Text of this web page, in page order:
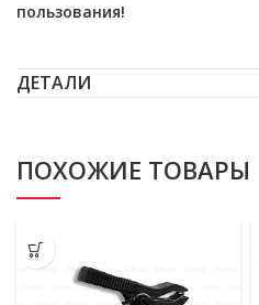
пользования!
ДЕТАЛИ
ПОХОЖИЕ ТОВАРЫ